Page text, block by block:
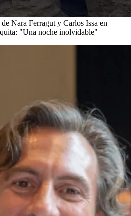
Nara Ferragut y Carlos Issa en
"Una noche inolvidable"